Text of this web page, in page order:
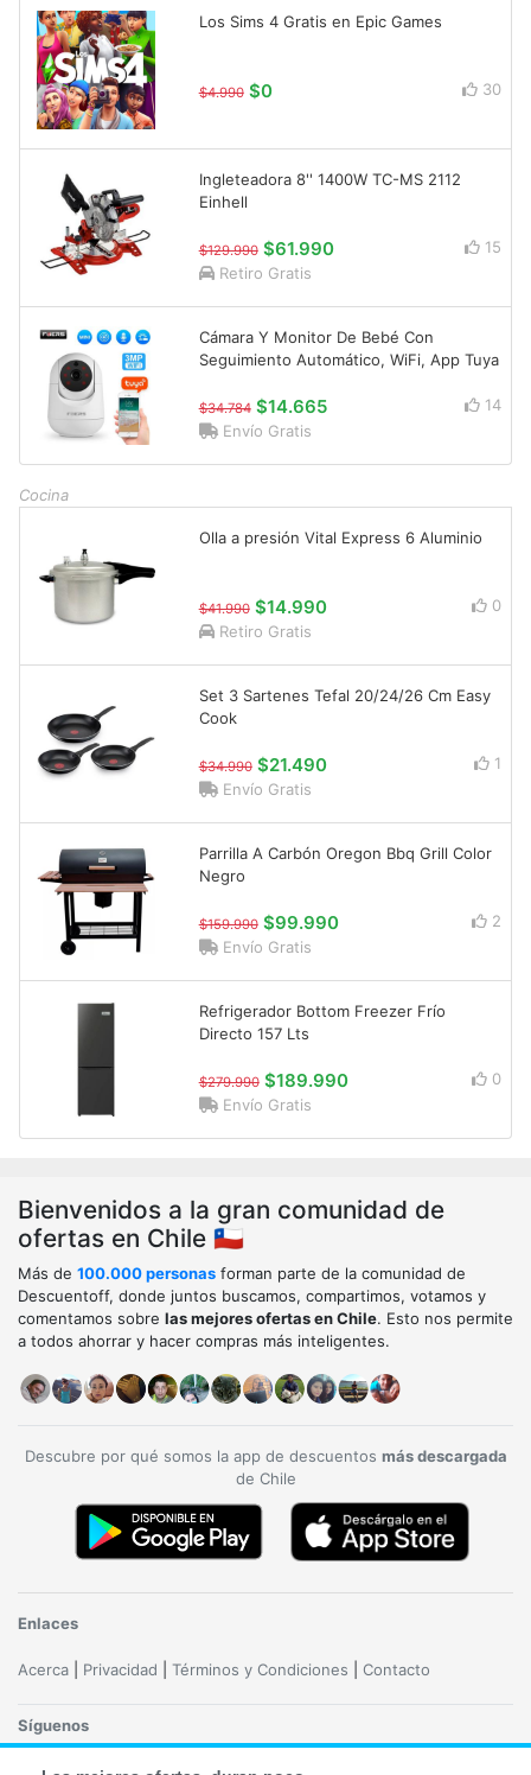
Los Sims 4 Gratis en Epic Games
$4.990 $0 30
Ingleteadora 8'' 1400W TC-MS 2112
Einhell
$129.990 $61.990
15
Retiro Gratis
Cámara Y Monitor De Bebé Con
Seguimiento Automático, WiFi, App Tuya
$34.784 $14.665
14
Envío Gratis
Cocina
Olla a presión Vital Express 6 Aluminio
$41.990 $14.990
0
Retiro Gratis
Set 3 Sartenes Tefal 20/24/26 Cm Easy
Cook
$34.990 $21.490
1
Envío Gratis
Parrilla A Carbón Oregon Bbq Grill Color
Negro
$159.990 $99.990
2
Envío Gratis
Refrigerador Bottom Freezer Frío
Directo 157 Lts
$279.990 $189.990
0
Envío Gratis
Bienvenidos a la gran comunidad de
ofertas en Chile 🇨🇱
Más de 100.000 personas forman parte de la comunidad de
Descuentoff, donde juntos buscamos, compartimos, votamos y
comentamos sobre las mejores ofertas en Chile. Esto nos permite
a todos ahorrar y hacer compras más inteligentes.
Descubre por qué somos la app de descuentos más descargada
de Chile
Enlaces
Acerca Privacidad Términos y Condiciones Contacto
Síguenos